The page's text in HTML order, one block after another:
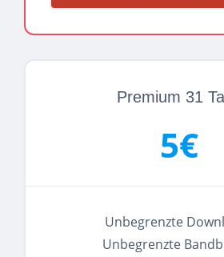
Premium 31
5€
Unbegrenzte
Unbegrenzte